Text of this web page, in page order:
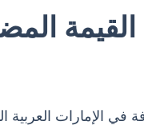
في الإمارات